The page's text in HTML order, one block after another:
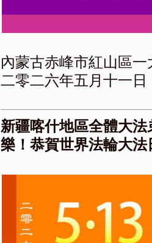
內蒙古赤峰市紅山區
二零二六年五月十一日
新疆喀什地區全體大
樂！恭賀世界法輪大法